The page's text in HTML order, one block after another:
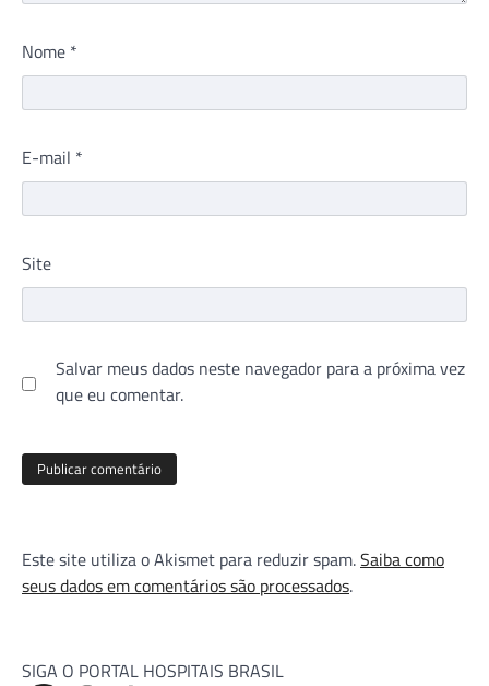
Nome *
E-mail *
Site
Salvar meus dados neste navegador para a próxima vez
que eu comentar.
Este site utiliza o Akismet para reduzir spam.Saiba como
seus dados em comentários são processados.
SIGA O PORTAL HOSPITAIS BRASIL